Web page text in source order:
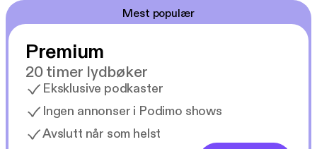
forfatter som tør å ta et standpunkt, som minner
må faktisk øve oss."Ellen Sofie Lauritzen, Dagens
Næringsliv
Mest populær
Premium
20 timer lydbøker
Eksklusive podkaster
Ingen annonser i Podimo shows
Avslutt når som helst